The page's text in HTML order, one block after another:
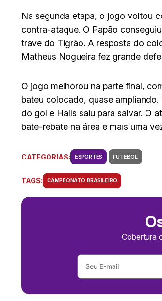
Na segunda etapa, o jogo voltou
contra-ataque. O Papão
trave do Tigrão. A resposta do
Matheus Nogueira fez grande
O jogo melhorou na parte final,
bateu colocado, quase
do gol e Halls saiu para salvar. O
bate-rebate na área e mais uma
CATEGORIAS: ESPORTES FUTEBOL
TAGS: CAMPEONATO BRASILEIRO
Cobertura